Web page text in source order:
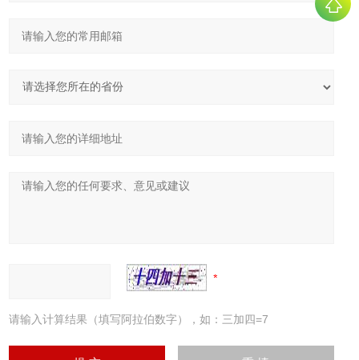
请输入计算结果（填写阿拉伯数字），如：三加四=7